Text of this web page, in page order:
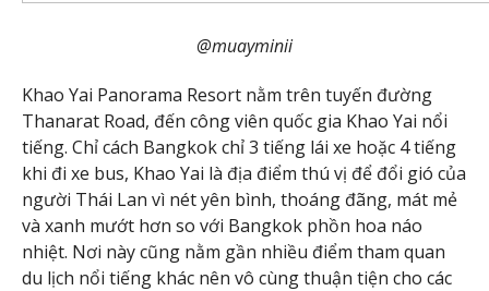
@muayminii
Khao Yai Panorama Resort nằm trên tuyến đường
Thanarat Road, đến công viên quốc gia Khao Yai nổi
tiếng. Chỉ cách Bangkok chỉ 3 tiếng lái xe hoặc 4 tiếng
khi đi xe bus, Khao Yai là địa điểm thú vị để đổi gió của
người Thái Lan vì nét yên bình, thoáng đãng, mát mẻ
và xanh mướt hơn so với Bangkok phồn hoa náo
nhiệt. Nơi này cũng nằm gần nhiều điểm tham quan
du lịch nổi tiếng khác nên vô cùng thuận tiện cho các